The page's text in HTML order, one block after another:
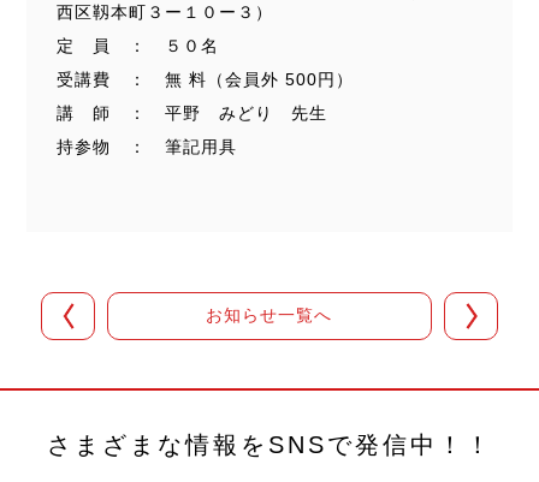
西区靱本町３ー１０ー３）
定 員 ： ５０名
受講費 ： 無 料（会員外 500円）
講 師 ： 平野 みどり 先生
持参物 ： 筆記用具
お知らせ一覧へ
さまざまな情報を SNSで発信中！！